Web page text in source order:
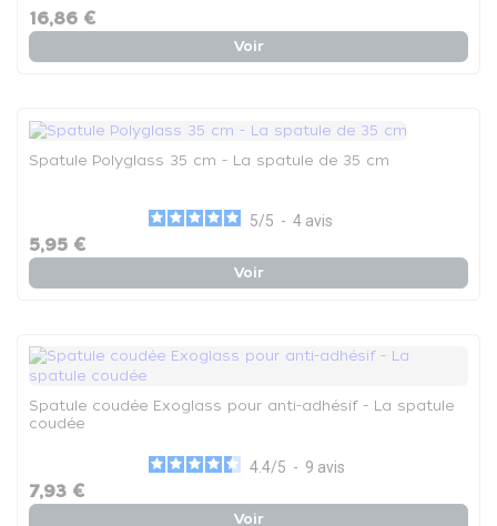
16,86 €
Voir
Spatule Polyglass 35 cm - La spatule de 35 cm
5/5 - 4 avis
5,95 €
Voir
Spatule coudée Exoglass pour anti-adhésif - La spatule
coudée
4.4/5 - 9 avis
7,93 €
Voir